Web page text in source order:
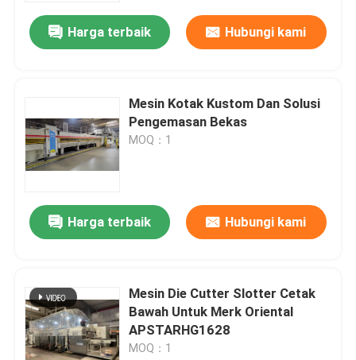
Harga terbaik Hubungi kami
Mesin Kotak Kustom Dan Solusi
Pengemasan Bekas
MOQ：1
Harga terbaik Hubungi kami
Mesin Die Cutter Slotter Cetak
Bawah Untuk Merk Oriental
APSTARHG1628
MOQ：1